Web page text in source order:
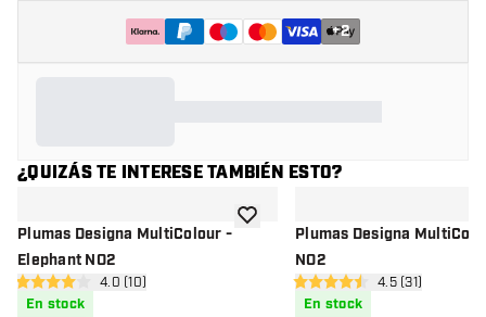
+2
¿QUIZÁS TE INTERESE TAMBIÉN ESTO?
Plumas Designa MultiColour -
Elephant NO2
abrir panel de reseñas
4 estrellas de puntuación
4.0 (10)
En stock
añadir a la lista de deseos
Plumas Designa
NO2
abrir panel de
4.5 estrellas de puntuación
4.5 (31)
En stock